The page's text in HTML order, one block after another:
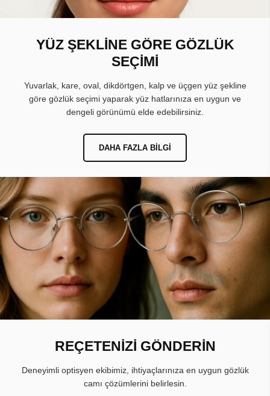
YÜZ ŞEKLİNE GÖRE GÖZLÜK
SEÇİMİ
Yuvarlak, kare, oval, dikdörtgen, kalp ve üçgen yüz şekline
göre gözlük seçimi yaparak yüz hatlarınıza en uygun ve
dengeli görünümü elde edebilirsiniz.
DAHA FAZLA BILGI
REÇETENİZİ GÖNDERİN
Deneyimli optisyen ekibimiz, ihtiyaçlarınıza en uygun gözlük
camı çözümlerini belirlesin.